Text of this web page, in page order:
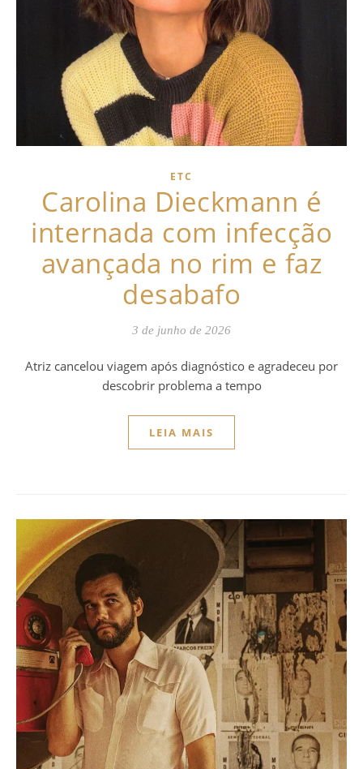
ETC
Carolina Dieckmann é
internada com infecção
avançada no rim e faz
desabafo
3 de junho de 2026
Atriz cancelou viagem após diagnóstico e agradeceu por
descobrir problema a tempo
LEIA MAIS